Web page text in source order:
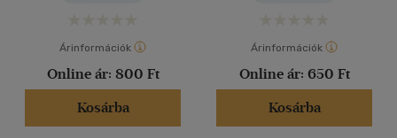
Árinformációk
Online ár: 800 Ft
Kosárba
Árinformációk
Online ár: 650 Ft
Kosárba